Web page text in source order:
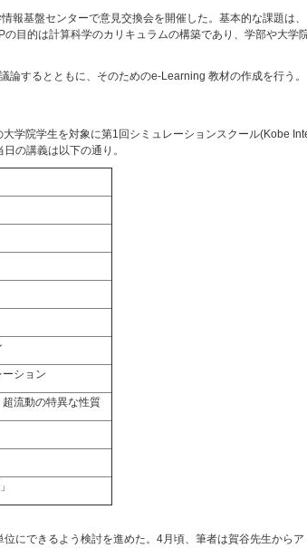
基盤センターで意見交換会を開催した。基本的な課題は
目的は計算科学のカリキュラムの構築であり、学部や大学
するとともに、そのためのe-Learning 教材の作成を行う
学院学生を対象に第1回シミュレーションスクール(Kobe
の講義は以下の通り。
ション
流動の特異な性質
にできるよう検討を進めた。4月頃、筆者は賀谷先生から